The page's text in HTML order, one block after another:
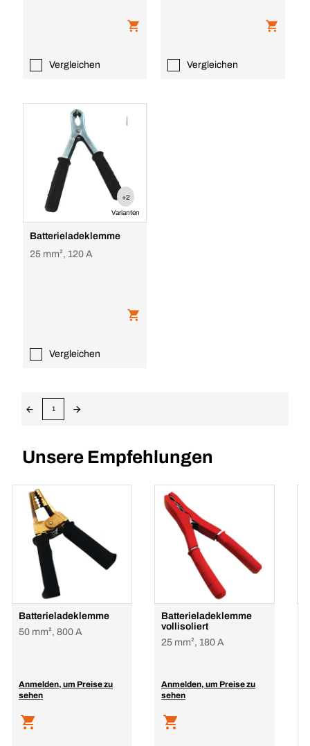
Vergleichen Vergleichen
+2
Varianten
Batterieladeklemme
25 mm², 120 A
Vergleichen
1
Unsere Empfehlungen
Batterieladeklemme
50 mm², 800 A
Anmelden, um Preise zu
sehen
Batterieladeklemme
vollisoliert
25 mm², 180 A
Anmelden, um Preise zu
sehen